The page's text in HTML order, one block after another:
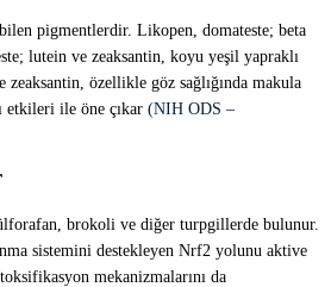
pigmentlerdir. Likopen, domateste; beta
lutein ve zeaksantin, koyu yeşil yapraklı
özellikle göz sağlığında makula
etkileri ile öne çıkar (NIH ODS –
brokoli ve diğer turpgillerde bulunur.
sistemini destekleyen Nrf2 yolunu aktive
mekanizmalarını da